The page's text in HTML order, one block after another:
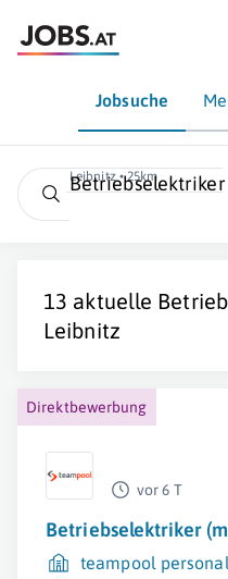
Jobsuche
Leibnitz • 25km
Betriebselektriker
13 aktuelle
Leibnitz
Direktbewerbung
vor 6 T
Betriebselektriker
teampool